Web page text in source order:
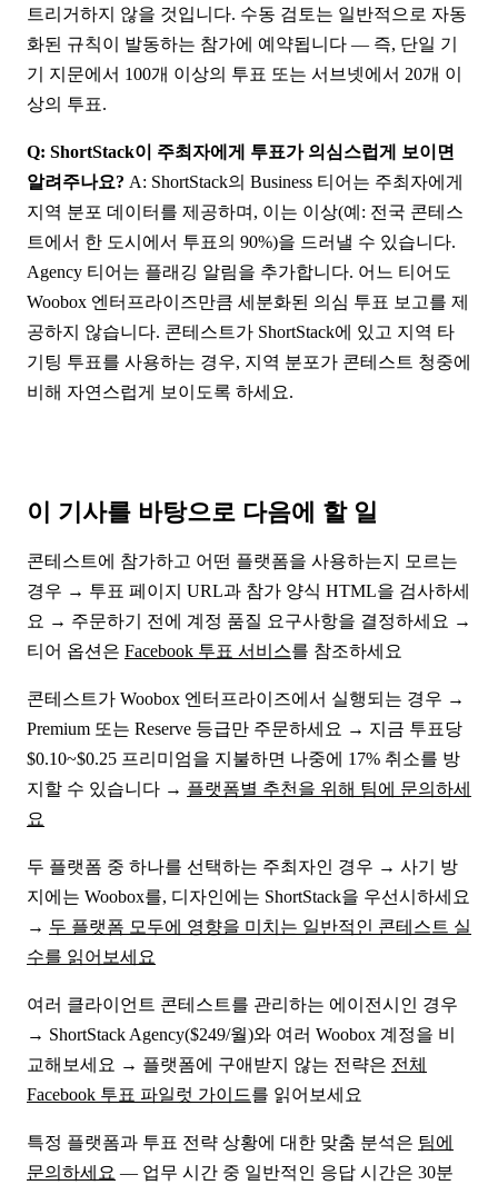
트리거하지 않을 것입니다. 수동 검토는 일반적으로 자동
화된 규칙이 발동하는 참가에 예약됩니다 — 즉, 단일 기
기 지문에서 100개 이상의 투표 또는 서브넷에서 20개 이
상의 투표.
Q: ShortStack이 주최자에게 투표가 의심스럽게 보이면
알려주나요? A: ShortStack의 Business 티어는 주최자에게
지역 분포 데이터를 제공하며, 이는 이상(예: 전국 콘테스
트에서 한 도시에서 투표의 90%)을 드러낼 수 있습니다.
Agency 티어는 플래깅 알림을 추가합니다. 어느 티어도
Woobox 엔터프라이즈만큼 세분화된 의심 투표 보고를 제
공하지 않습니다. 콘테스트가 ShortStack에 있고 지역 타
기팅 투표를 사용하는 경우, 지역 분포가 콘테스트 청중에
비해 자연스럽게 보이도록 하세요.
이 기사를 바탕으로 다음에 할 일
콘테스트에 참가하고 어떤 플랫폼을 사용하는지 모르는
경우 → 투표 페이지 URL과 참가 양식 HTML을 검사하세
요 → 주문하기 전에 계정 품질 요구사항을 결정하세요 →
티어 옵션은 Facebook 투표 서비스를 참조하세요
콘테스트가 Woobox 엔터프라이즈에서 실행되는 경우 →
Premium 또는 Reserve 등급만 주문하세요 → 지금 투표당
$0.10~$0.25 프리미엄을 지불하면 나중에 17% 취소를 방
지할 수 있습니다 → 플랫폼별 추천을 위해 팀에 문의하세
요
두 플랫폼 중 하나를 선택하는 주최자인 경우 → 사기 방
지에는 Woobox를, 디자인에는 ShortStack을 우선시하세요
→ 두 플랫폼 모두에 영향을 미치는 일반적인 콘테스트 실
수를 읽어보세요
여러 클라이언트 콘테스트를 관리하는 에이전시인 경우
→ ShortStack Agency($249/월)와 여러 Woobox 계정을 비
교해보세요 → 플랫폼에 구애받지 않는 전략은 전체
Facebook 투표 파일럿 가이드를 읽어보세요
특정 플랫폼과 투표 전략 상황에 대한 맞춤 분석은 팀에
문의하세요 — 업무 시간 중 일반적인 응답 시간은 30분